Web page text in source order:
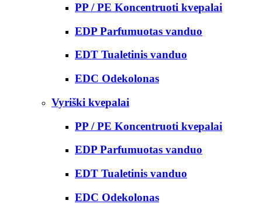
PP / PE Koncentruoti kvepalai
EDP Parfumuotas vanduo
EDT Tualetinis vanduo
EDC Odekolonas
Vyriški kvepalai
PP / PE Koncentruoti kvepalai
EDP Parfumuotas vanduo
EDT Tualetinis vanduo
EDC Odekolonas